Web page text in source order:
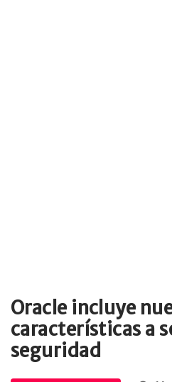
Oracle incluye
características a
seguridad